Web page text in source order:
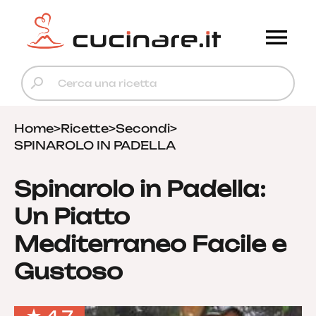
Home>Ricette>Secondi>
SPINAROLO IN PADELLA
Spinarolo in Padella:
Un Piatto
Mediterraneo Facile e
Gustoso